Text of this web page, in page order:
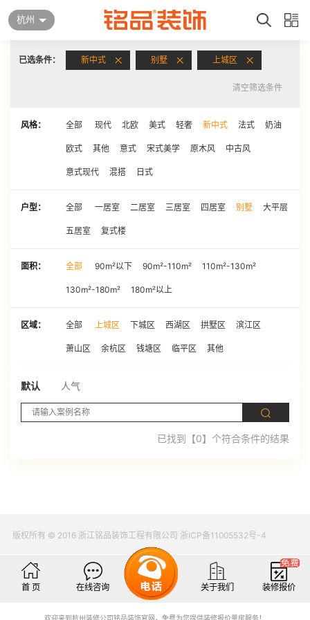
杭州
已选条件： 新中式 别墅 上城区
清空筛选条件
风格： 全部 现代 北欧 美式 轻奢 新中式 法式 奶油
欧式 其他 意式 宋式美学 原木风 中古风
意式现代 混搭 日式
户型： 全部 一居室 二居室 三居室 四居室 别墅 大平层
五居室 复式楼
面积： 全部 90m²以下 90m²-110m² 110m²-130m²
130m²-180m² 180m²以上
区域： 全部 上城区 下城区 西湖区 拱墅区 滨江区
萧山区 余杭区 钱塘区 临平区 其他
默认 人气
已找到【0】个符合条件的结果
版权所有 © 2016 浙江铭品装饰工程有限公司 浙ICP备11005532号-4
首 页 在线咨询 关于我们 装修报价
欢迎来到杭州装修公司铭品装饰官网，免费为您提供装修报价量房服务！